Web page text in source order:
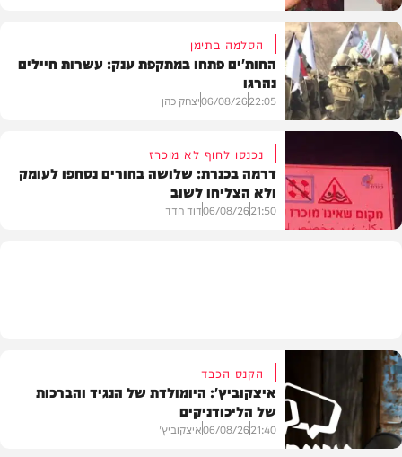
צבא וביטחון
בעולם
הסלמה בתימן
החות'ים פתחו במתקפת ענק: עשרות חיילים
נהרגו
22:05
06/08/26יצחק כהן
נכנסו לחוף לא מוכרז
דרמה בכנרת: שלושה בחורים נסחפו לעומק
ולא הצליחו לשוב
21:50
06/08/26דוד חדד
הקנס הכבד
איצקוביץ': היומולדת של הנגיד והברכות
של הליכודניקים
21:40
06/08/26איצקוביץ'